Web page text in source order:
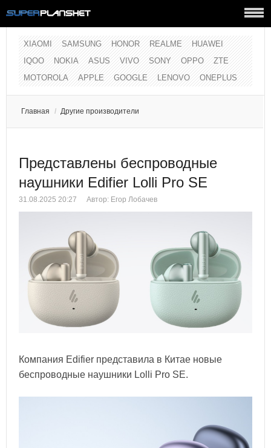
XIAOMI SAMSUNG HONOR REALME
HUAWEI
IQOO
NOKIA ASUS VIVO SONY OPPO
ZTE
MOTOROLA
APPLE GOOGLE LENOVO ONEPLUS
Главная / Другие производители
Представлены беспроводные
наушники Edifier Lolli Pro SE
31.08.2025 20:27 Автор: Егор Лобачев
Компания Edifier представила в Китае новые
беспроводные наушники Lolli Pro SE.